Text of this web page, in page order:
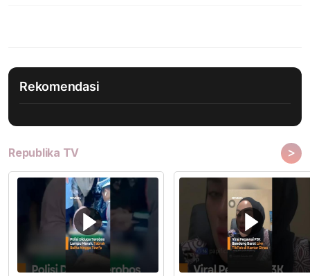
Rekomendasi
Republika TV >